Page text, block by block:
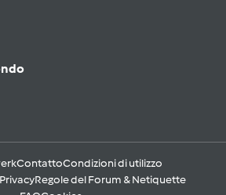
ContattoCondizioni di utilizzo
Regole del Forum & Netiquette